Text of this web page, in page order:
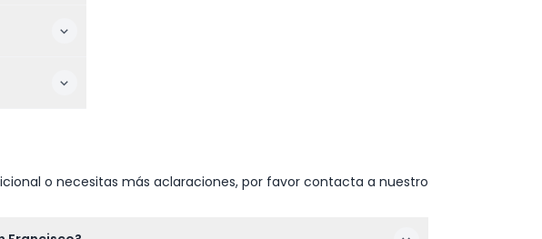
o necesitas más aclaraciones, por favor contacta a nuestro